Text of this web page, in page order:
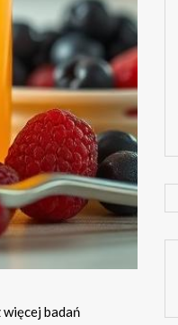
badań